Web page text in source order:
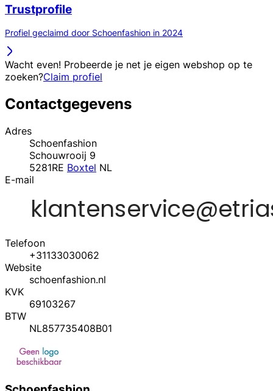
Trustprofile
Profiel geclaimd door Schoenfashion in 2024
Wacht even! Probeerde je net je eigen webshop op te
zoeken?Claim profiel
Contactgegevens
Adres
Schoenfashion
Schouwrooij 9
5281RE Boxtel NL
E-mail
Telefoon
+31133030062
Website
schoenfashion.nl
KVK
69103267
BTW
NL857735408B01